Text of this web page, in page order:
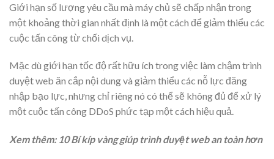
Giới hạn số lượng yêu cầu mà máy chủ sẽ chấp nhận trong
một khoảng thời gian nhất định là một cách để giảm thiểu các
cuộc tấn công từ chối dịch vụ.
Mặc dù giới hạn tốc độ rất hữu ích trong việc làm chậm trình
duyệt web ăn cắp nội dung và giảm thiểu các nỗ lực đăng
nhập bạo lực, nhưng chỉ riêng nó có thể sẽ không đủ để xử lý
một cuộc tấn công DDoS phức tạp một cách hiệu quả.
Xem thêm: 10 Bí kíp vàng giúp trình duyệt web an toàn hơn